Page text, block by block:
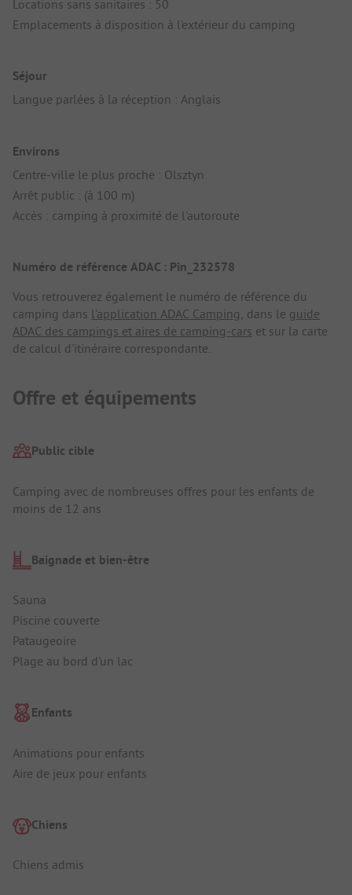
Locations sans sanitaires : 50
Emplacements à disposition à l'extérieur du camping
Séjour
Langue parlées à la réception : Anglais
Environs
Centre-ville le plus proche : Olsztyn
Arrêt public : (à 100 m)
Accès : camping à proximité de l'autoroute
Numéro de référence ADAC : Pin_232578
Vous retrouverez également le numéro de référence du
camping dans l'application ADAC Camping , dans le guide
ADAC des campings et aires de camping-cars et sur la carte
de calcul d'itinéraire correspondante.
Offre et équipements
Public cible
Camping avec de nombreuses offres pour les enfants de
moins de 12 ans
Baignade et bien-être
Sauna
Piscine couverte
Pataugeoire
Plage au bord d'un lac
Enfants
Animations pour enfants
Aire de jeux pour enfants
Chiens
Chiens admis